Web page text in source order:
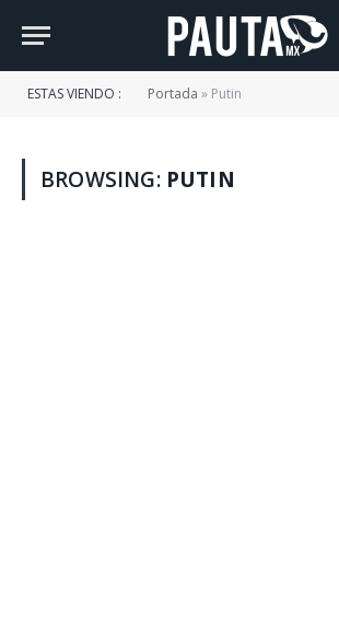
ESTAS VIENDO : Portada » Putin
BROWSING: PUTIN